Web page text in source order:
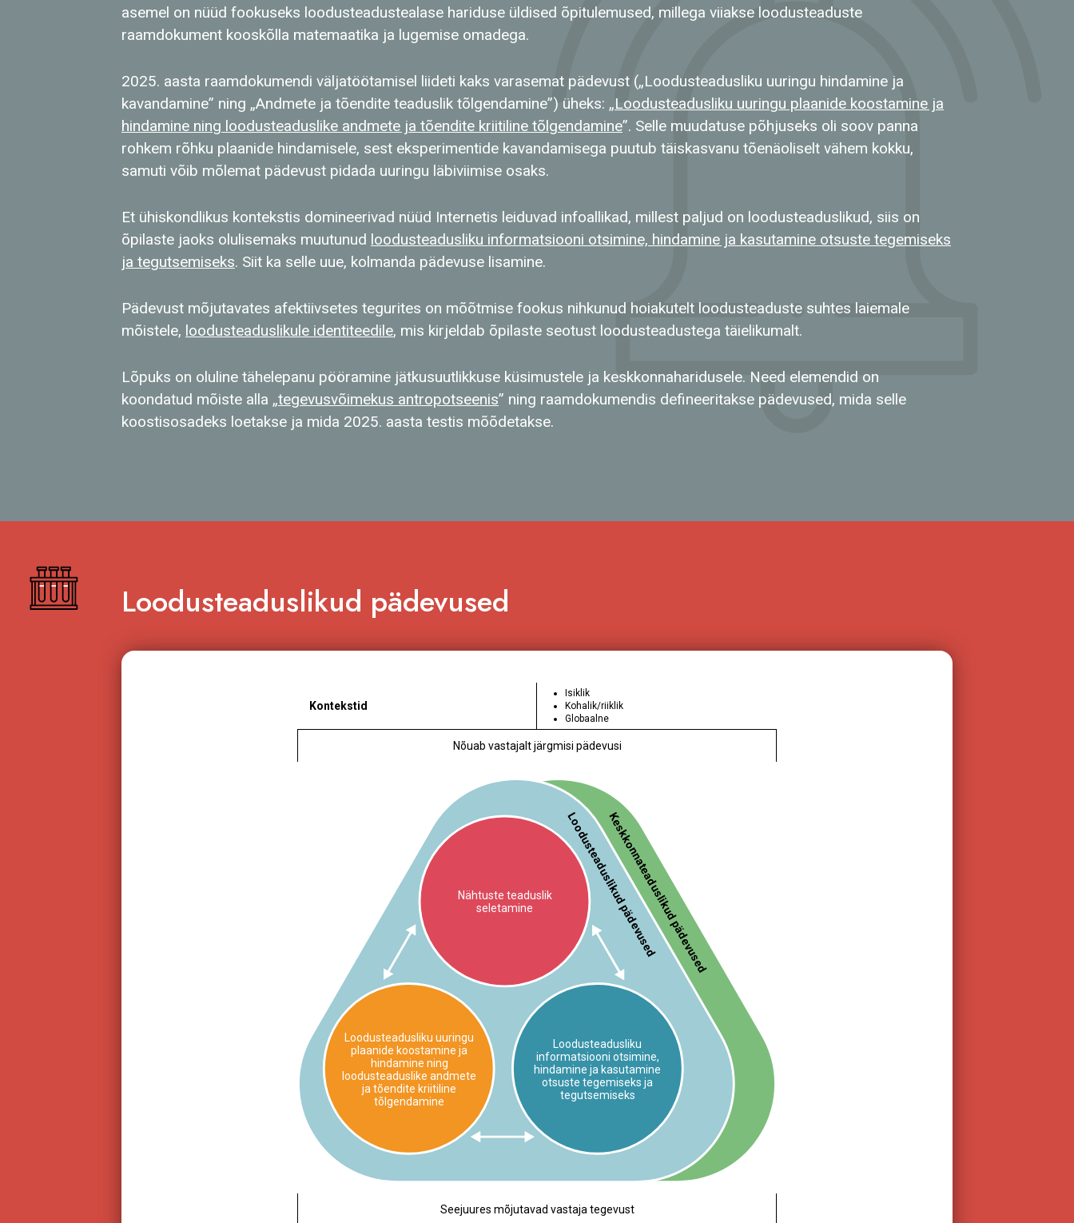
asemel on nüüd fookuseks loodusteadustealase hariduse üldised õpitulemused, millega viiakse loodusteaduste
raamdokument kooskõlla matemaatika ja lugemise omadega.
2025. aasta raamdokumendi väljatöötamisel liideti kaks varasemat pädevust („Loodusteadusliku uuringu hindamine ja
kavandamine” ning „Andmete ja tõendite teaduslik tõlgendamine”) üheks: „Loodusteadusliku uuringu plaanide koostamine ja
hindamine ning loodusteaduslike andmete ja tõendite kriitiline tõlgendamine”. Selle muudatuse põhjuseks oli soov panna
rohkem rõhku plaanide hindamisele, sest eksperimentide kavandamisega puutub täiskasvanu tõenäoliselt vähem kokku,
samuti võib mõlemat pädevust pidada uuringu läbiviimise osaks.
Et ühiskondlikus kontekstis domineerivad nüüd Internetis leiduvad infoallikad, millest paljud on loodusteaduslikud, siis on
õpilaste jaoks olulisemaks muutunud loodusteadusliku informatsiooni otsimine, hindamine ja kasutamine otsuste tegemiseks
ja tegutsemiseks. Siit ka selle uue, kolmanda pädevuse lisamine.
Pädevust mõjutavates afektiivsetes tegurites on mõõtmise fookus nihkunud hoiakutelt loodusteaduste suhtes laiemale
mõistele, loodusteaduslikule identiteedile, mis kirjeldab õpilaste seotust loodusteadustega täielikumalt.
Lõpuks on oluline tähelepanu pööramine jätkusuutlikkuse küsimustele ja keskkonnaharidusele. Need elemendid on
koondatud mõiste alla „tegevusvõimekus antropotseenis” ning raamdokumendis defineeritakse pädevused, mida selle
koostisosadeks loetakse ja mida 2025. aasta testis mõõdetakse.
Loodusteaduslikud pädevused
Kontekstid
Isiklik
Kohalik/riiklik
Globaalne
Nõuab vastajalt järgmisi pädevusi
Nähtuste teaduslik
seletamine
Loodusteadusliku uuringu
plaanide koostamine ja
hindamine ning
loodusteaduslike andmete
ja tõendite kriitiline
tõlgendamine
Loodusteadusliku
informatsiooni otsimine,
hindamine ja kasutamine
otsuste tegemiseks ja
tegutsemiseks
Loodusteaduslikud pädevused
Keskkonnateaduslikud pädevused
Seejuures mõjutavad vastaja tegevust